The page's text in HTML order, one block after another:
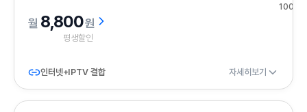
100건
8,800원
평생할인
인터넷+IPTV 결합 자세히보기